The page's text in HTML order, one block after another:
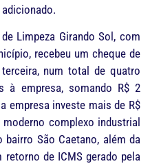
Limpeza Girando Sol, com
recebeu um cheque de
terceira, num total de quatro
à empresa, somando R$ 2
empresa investe mais de R$
complexo industrial
São Caetano, além da
de ICMS gerado pela